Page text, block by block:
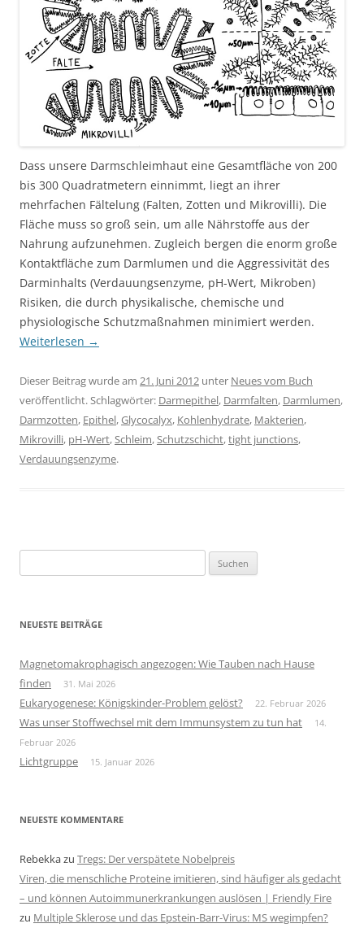
Dass unsere Darmschleimhaut eine Gesamtfläche von 200
bis 300 Quadratmetern einnimmt, liegt an ihrer
mehrfachen Fältelung (Falten, Zotten und Mikrovilli). Die
Fläche muss so groß sein, um alle Nährstoffe aus der
Nahrung aufzunehmen. Zugleich bergen die enorm große
Kontaktfläche zum Darmlumen und die Aggressivität des
Darminhalts (Verdauungsenzyme, pH-Wert, Mikroben)
Risiken, die durch physikalische, chemische und
physiologische Schutzmaßnahmen minimiert werden.
Weiterlesen →
Dieser Beitrag wurde am 21. Juni 2012 unter Neues vom Buch
veröffentlicht. Schlagwörter: Darmepithel, Darmfalten, Darmlumen,
Darmzotten, Epithel,Glycocalyx, Kohlenhydrate, Makterien,
Mikrovilli, pH-Wert,Schleim,Schutzschicht,tight junctions,
Verdauungsenzyme.
nach:
NEUESTE BEITRÄGE
Magnetomakrophagisch angezogen: Wie Tauben nach Hause
finden
31. Mai 2026
Eukaryogenese: Königskinder-Problem gelöst? 22. Februar 2026
Was unser Stoffwechsel mit dem Immunsystem zu tun hat
14.
Februar 2026
Lichtgruppe 15. Januar 2026
NEUESTE KOMMENTARE
Rebekkazu Tregs: Der verspätete Nobelpreis
Viren, die menschliche Proteine imitieren, sind häufiger als gedacht
– und können Autoimmunerkrankungen auslösen | Friendly Fire
zu Multiple Sklerose und das Epstein-Barr-Virus: MS wegimpfen?